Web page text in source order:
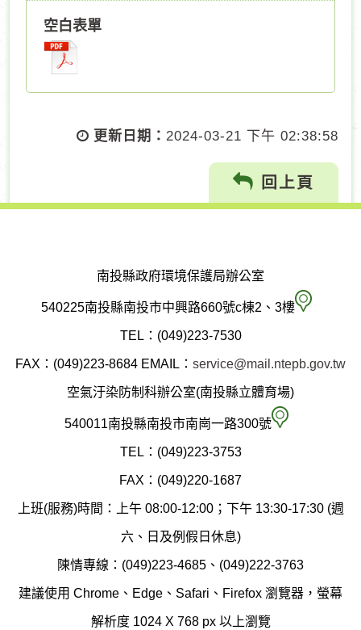
空白表單
更新日期： 2024-03-21 下午 02:38:58
回上頁
南投縣政府環境保護局辦公室
540225南投縣南投市中興路660號c棟2、3樓 南
縣
保
局
TEL：(049)223-7530
FAX：(049)223-8684 EMAIL： service@mail.ntepb.gov.tw
空氣汙染防制科辦公室(南投縣立體育場)
540011南投縣南投市南崗一路300號 空
染
制
科
TEL：(049)223-3753
FAX：(049)220-1687
上班(服務)時間：上午 08:00-12:00；下午 13:30-17:30 (週
六、日及例假日休息)
陳情專線：(049)223-4685、(049)222-3763
建議使用 Chrome、Edge、Safari、Firefox 瀏覽器，螢幕
解析度 1024 X 768 px 以上瀏覽